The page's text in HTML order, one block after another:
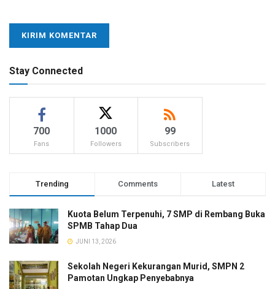
Stay Connected
700
Fans
1000
Followers
99
Subscribers
Trending Comments Latest
Kuota Belum Terpenuhi, 7 SMP di Rembang Buka
SPMB Tahap Dua
JUNI 13, 2026
Sekolah Negeri Kekurangan Murid, SMPN 2
Pamotan Ungkap Penyebabnya